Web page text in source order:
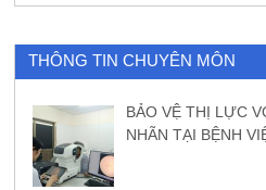
THÔNG TIN CHUYÊN MÔN
BẢO VỆ THỊ LỰC
NHÃN TẠI BỆNH